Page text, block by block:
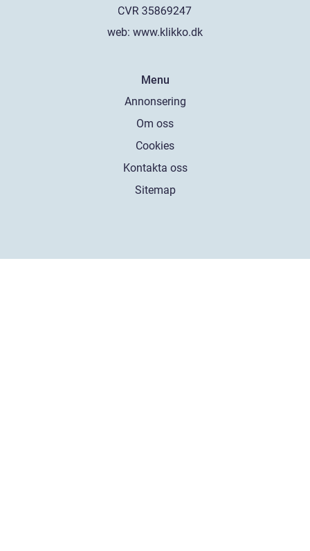
web: www.klikko.dk
Menu
Annonsering
Om oss
Cookies
Kontakta oss
Sitemap